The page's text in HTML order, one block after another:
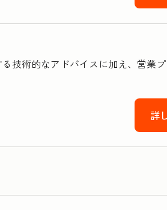
技術的なアドバイスに加え、営業
詳